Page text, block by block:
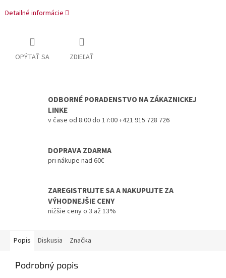
Detailné informácie
OPÝTAŤ SA ZDIEĽAŤ
ODBORNÉ PORADENSTVO NA ZÁKAZNICKEJ
LINKE
v čase od 8:00 do 17:00 +421 915 728 726
DOPRAVA ZDARMA
pri nákupe nad 60€
ZAREGISTRUJTE SA A NAKUPUJTE ZA
VÝHODNEJŠIE CENY
nižšie ceny o 3 až 13%
Popis Diskusia Značka
Podrobný popis